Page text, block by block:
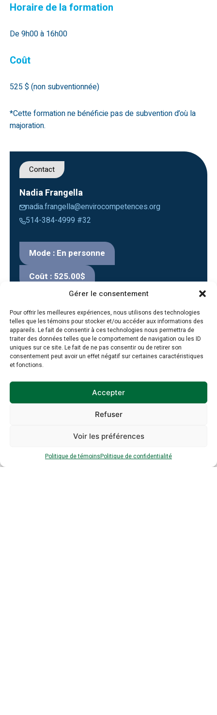
Gérer le consentement
Pour offrir les meilleures expériences, nous utilisons des technologies
telles que les témoins pour stocker et/ou accéder aux informations des
appareils. Le fait de consentir à ces technologies nous permettra de
traiter des données telles que le comportement de navigation ou les ID
uniques sur ce site. Le fait de ne pas consentir ou de retirer son
consentement peut avoir un effet négatif sur certaines caractéristiques
et fonctions.
Accepter
Refuser
Voir les préférences
Politique de témoinsPolitique de confidentialité
Contact
Nadia Frangella
nadia.frangella@envirocompetences.org
514-384-4999 #32
Mode : En personne
Coût : 525.00$
Horaire de la formation
De 9h00 à 16h00
Coût
525 $ (non subventionnée)
*Cette formation ne bénéficie pas de subvention d’où la
majoration.
Inscription à
l’infolettre